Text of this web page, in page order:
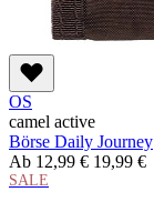
OS
camel active
Börse Daily Journey
Ab 12,99 € 19,99 €
SALE